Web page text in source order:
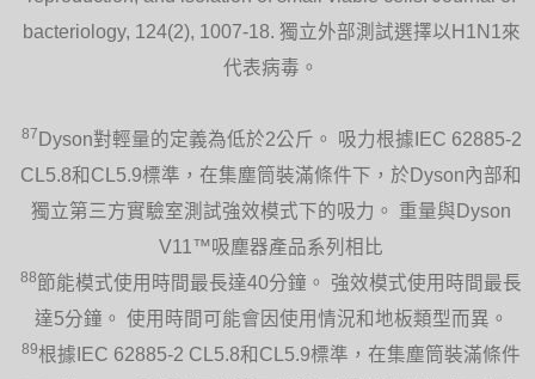
bacteriology, 124(2), 1007-18. 獨立外部測試選擇以H1N1來
代表病毒。
87 Dyson對輕量的定義為低於2公斤。 吸力根據IEC 62885-2
CL5.8和CL5.9標準，在集塵筒裝滿條件下，於Dyson內部和
獨立第三方實驗室測試強效模式下的吸力。 重量與Dyson
V11™吸塵器產品系列相比
88節能模式使用時間最長達40分鐘。 強效模式使用時間最長
達5分鐘。 使用時間可能會因使用情況和地板類型而異。
89根據IEC 62885-2 CL5.8和CL5.9標準，在集塵筒裝滿條件